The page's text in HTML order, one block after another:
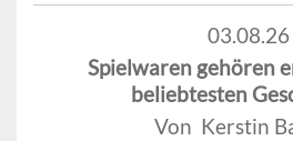
03.08.26
Spielwaren gehören
beliebtesten
Von Kerstin